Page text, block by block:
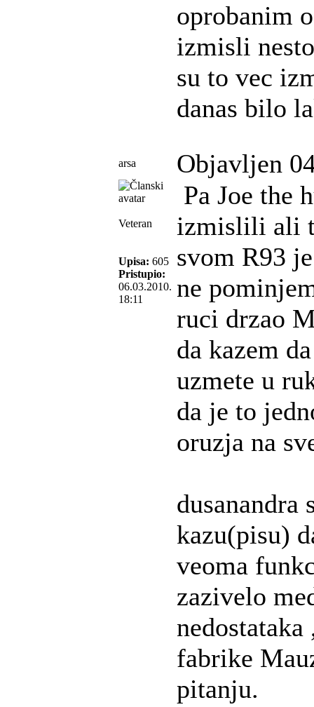
oprobanim
izmisli
su to vec
danas bilo
arsa Objavljen
Veteran
Upisa: 605
Pristupio:
06.03.2010.
18:11
Pa Joe the
izmislili ali
svom R93
ne
ruci drzao
da kazem
uzmete u
da je to
oruzja na
dusanandra
kazu(pisu)
veoma
zazivelo
fabrike
pitanju.